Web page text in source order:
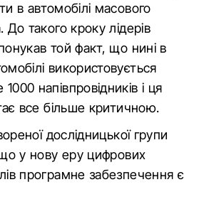
в автомобілі масового
До такого кроку лідерів
той факт, що нині в
використовується
напівпровідників і ця
все більше критичною.
дослідницької групи
у нову еру цифрових
програмне забезпечення є